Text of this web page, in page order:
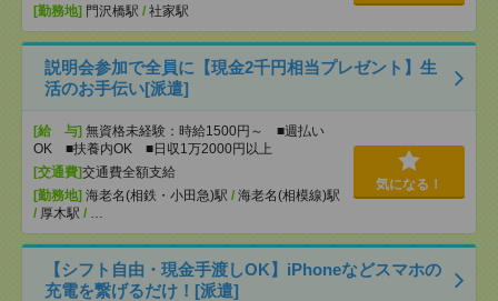
[勤務地] 門沢橋駅 / 社家駅
説明会参加で全員に【現金2千円相当プレゼント】生
活のお手伝い[派遣]
[給 与] 無資格未経験：時給1500円～ ■週払い
OK ■扶養内OK ■日収1万2000円以上
[交通費]交通費全額支給
[勤務地] 海老名(相鉄・小田急)駅 / 海老名(相模線)駅
/ 厚木駅 / …
気になる！
【シフト自由・現金手渡しOK】iPhoneなどスマホの
充電を繋げるだけ！[派遣]